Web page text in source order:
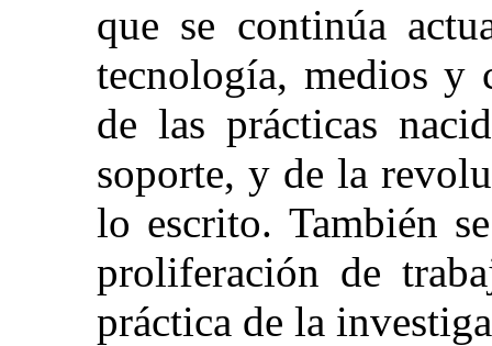
que se continúa
tecnología, medios y
de las prácticas
soporte, y de la
lo escrito. También
proliferación de
práctica de la